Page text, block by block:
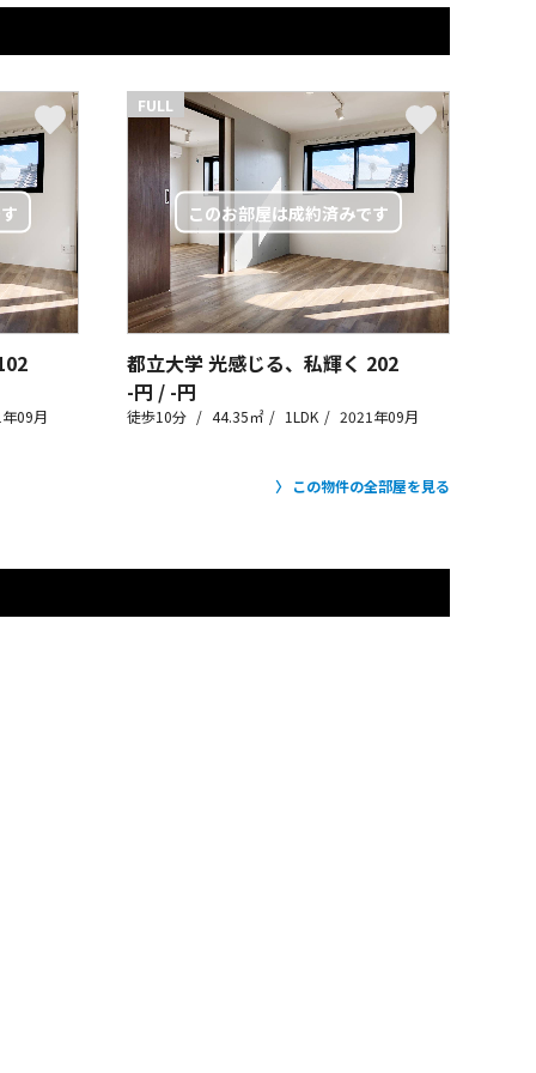
09月
FULL
都立大学 光感じる、私輝く 202
-円 / -円
徒歩10分 44.35㎡ 1LDK 2021年09月
この物件の全部屋を見る